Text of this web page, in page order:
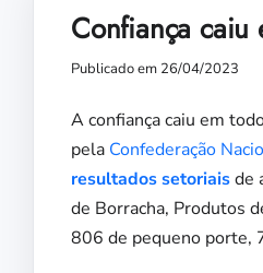
Confiança
Publicado em 26/04/2023
A confiança caiu em
pela Confederação
resultados setoriaisde
de Borracha, Produtos
806 de pequeno porte,